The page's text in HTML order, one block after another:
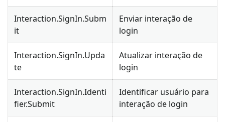
Interaction.SignIn.Subm
it
Enviar interação de
login
Interaction.SignIn.Upda
te
Atualizar interação de
login
Interaction.SignIn.Identi
fier.Submit
Identificar usuário para
interação de login